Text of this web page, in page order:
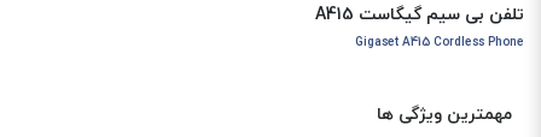
تلفن بی سیم گیگاست A415
Gigaset A415 Cordless Phone
مهمترین ویژگی ها